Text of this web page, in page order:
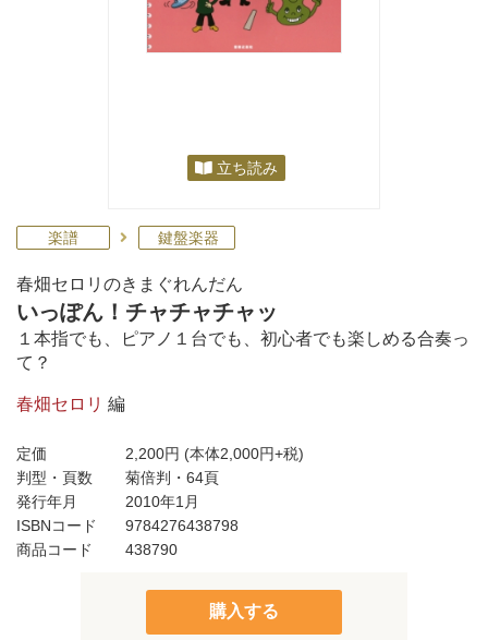
立ち読み
楽譜 鍵盤楽器
春畑セロリのきまぐれんだん
いっぽん！チャチャチャッ
１本指でも、ピアノ１台でも、初心者でも楽しめる合奏っ
て？
春畑セロリ 編
定価 2,200円 (本体2,000円+税)
判型・頁数
菊倍判・64頁
発行年月
2010年1月
ISBNコード
9784276438798
商品コード
438790
購入する